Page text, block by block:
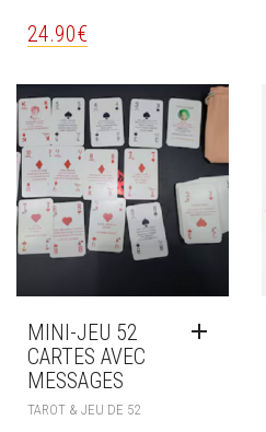
24.90€
MINI-JEU 52
CARTES AVEC
MESSAGES
TAROT & JEU DE 52